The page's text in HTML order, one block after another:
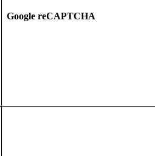
Google reCAPTCHA